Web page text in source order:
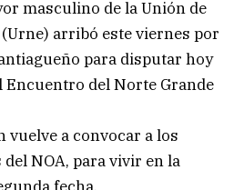
masculino de la Unión de
arribó este viernes por
para disputar hoy
Encuentro del Norte Grande
vuelve a convocar a los
NOA, para vivir en la
fecha.